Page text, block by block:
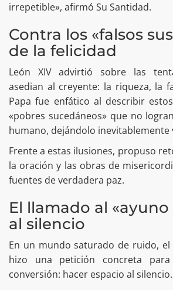
irrepetible», afirmó Su Santidad.
Contra los «falsos
de la felicidad
León XIV advirtió sobre las
asedian al creyente: la riqueza, la
Papa fue enfático al describir
«pobres sucedáneos» que no
humano, dejándolo inevitablemente
Frente a estas ilusiones, propuso
la oración y las obras de
fuentes de verdadera paz.
El llamado al
al silencio
En un mundo saturado de ruido, el
hizo una petición concreta
conversión: hacer espacio al silencio.